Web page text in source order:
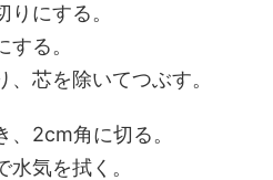
りにする。
る。
芯を除いてつぶす。
、2cm角に切る。
気を拭く。